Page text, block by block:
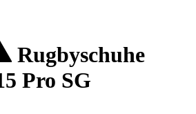
Rugbyschuhe
Pro SG